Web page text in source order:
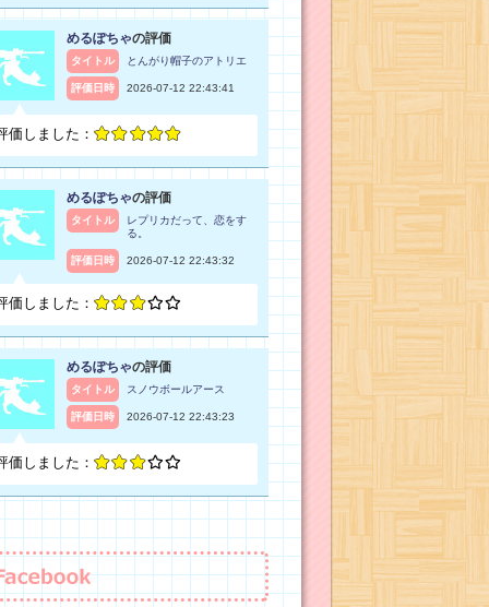
めるぽちゃの評価
タイトル とんがり帽子のアトリエ
評価日時 2026-07-12 22:43:41
価しました：
めるぽちゃの評価
タイトル
レプリカだって、恋をす
る。
評価日時 2026-07-12 22:43:32
価しました：
めるぽちゃの評価
タイトル スノウボールアース
評価日時 2026-07-12 22:43:23
価しました：